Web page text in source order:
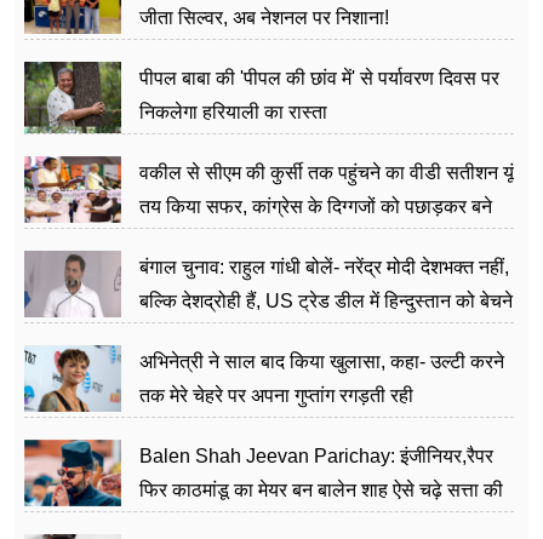
जीता सिल्वर, अब नेशनल पर निशाना!
पीपल बाबा की 'पीपल की छांव में' से पर्यावरण दिवस पर
निकलेगा हरियाली का रास्ता
वकील से सीएम की कुर्सी तक पहुंचने का वीडी सतीशन यूं
तय किया सफर, कांग्रेस के दिग्गजों को पछाड़कर बने
बंगाल चुनाव: राहुल गांधी बोलें- नरेंद्र मोदी देशभक्त नहीं,
बल्कि देशद्रोही हैं, US ट्रेड डील में हिन्दुस्तान को बेचने
अभिनेत्री ने साल बाद किया खुलासा, कहा- उल्टी करने
तक मेरे चेहरे पर अपना गुप्तांग रगड़ती रही
Balen Shah Jeevan Parichay: इंजीनियर,रैपर
फिर काठमांडू का मेयर बन बालेन शाह ऐसे चढ़े सत्ता की